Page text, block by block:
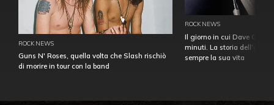
ROCK NEWS
Guns N' Roses, quella volta che Slash rischiò
di morire in tour con la band
ROCK NEWS
Il giorno in cui Dave
minuti. La storia
sempre la sua vita